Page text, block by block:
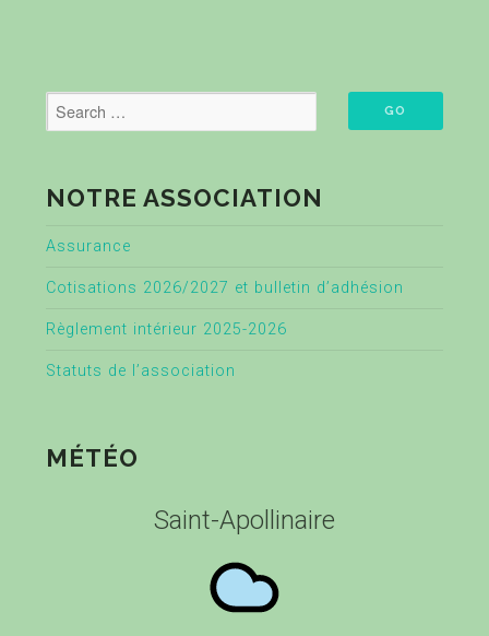
NOTRE ASSOCIATION
Assurance
Cotisations 2026/2027 et bulletin d’adhésion
Règlement intérieur 2025-2026
Statuts de l’association
MÉTÉO
Saint-Apollinaire